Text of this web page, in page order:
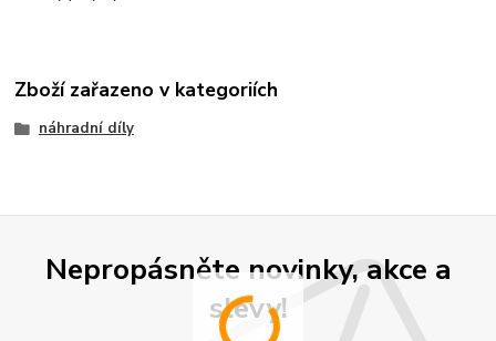
Zboží zařazeno v kategoriích
náhradní díly
Nepropásněte novinky, akce a
slevy!